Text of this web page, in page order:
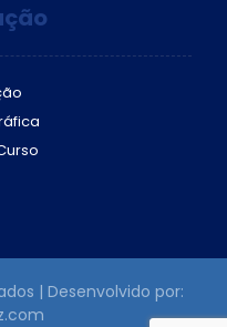
| Desenvolvido por: